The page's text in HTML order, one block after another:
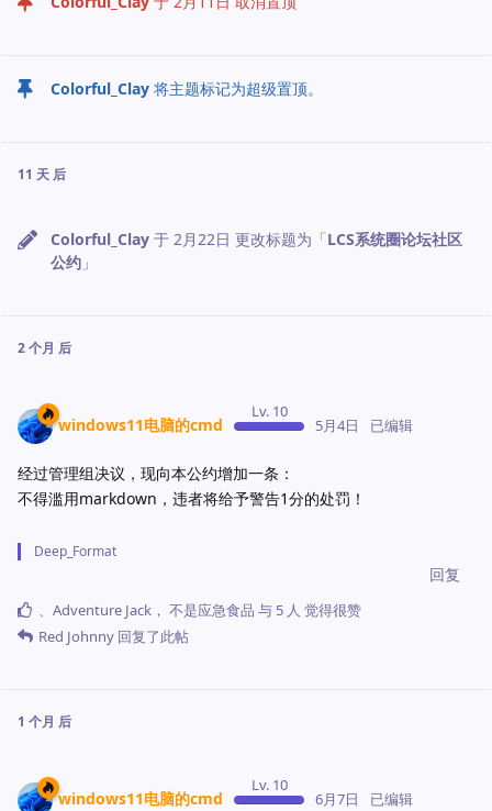
Colorful_Clay 将主题标记为超级置顶。
11 天 后
Colorful_Clay 于 2月22日 更改标题为「LCS系统圈论坛社区
公约 」
2 个月 后
windows11电脑的cmd
Lv. 10
5月4日 已编辑
经过管理组决议，现向本公约增加一条：
不得滥用markdown，违者将给予警告1分的处罚！
Deep_Format
回复
、 Adventure Jack ， 不是应急食品 与 5 人 觉得很赞
Red Johnny 回复了此帖
1 个月 后
windows11电脑的cmd
Lv. 10
6月7日 已编辑